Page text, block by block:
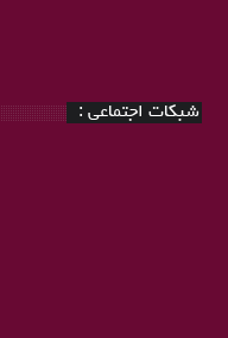
شبکات اجتماعی :